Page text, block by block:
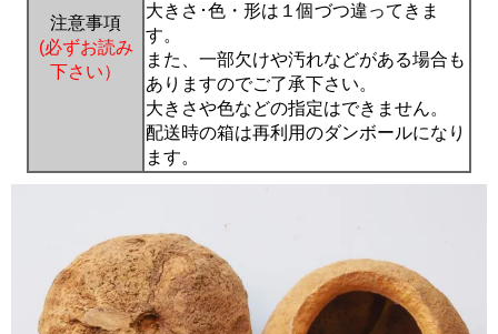
注意事項
(必ずお読み
下さい）
大きさ･色・形は１個づつ違ってきま
す。
また、一部欠けや汚れなどがある場合も
ありますのでご了承下さい。
大きさや色などの指定はできません。
配送時の箱は再利用のダンボールになり
ます。